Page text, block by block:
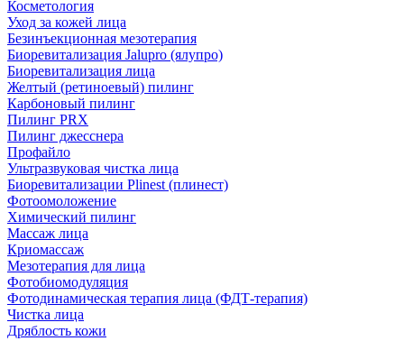
Косметология
Уход за кожей лица
Безинъекционная мезотерапия
Биоревитализация Jalupro (ялупро)
Биоревитализация лица
Желтый (ретиноевый) пилинг
Карбоновый пилинг
Пилинг PRX
Пилинг джесснера
Профайло
Ультразвуковая чистка лица
Биоревитализации Plinest (плинест)
Фотоомоложение
Химический пилинг
Массаж лица
Криомассаж
Мезотерапия для лица
Фотобиомодуляция
Фотодинамическая терапия лица (ФДТ-терапия)
Чистка лица
Дряблость кожи